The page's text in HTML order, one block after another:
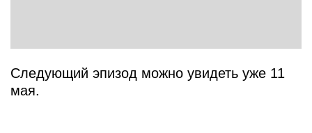
Следующий эпизод можно увидеть уже 11
мая.